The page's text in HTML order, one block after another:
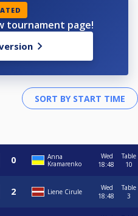
tournament page!
Anna
Kramarenko
Wed
18:48
Table
10
Liene Cirule
Wed
18:48
Table
3